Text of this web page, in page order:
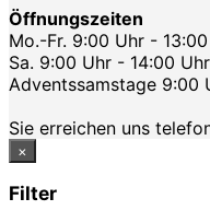
Öffnungszeiten
Mo.-Fr. 9:00 Uhr -
Sa. 9:00 Uhr - 14:00 Uhr
Adventssamstage 9:00
Sie erreichen uns
×
Filter